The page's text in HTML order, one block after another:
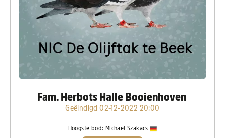
Fam. Herbots Halle Booienhoven
Geëindigd 02-12-2022 20:00
Hoogste bod: Michael Szakacs